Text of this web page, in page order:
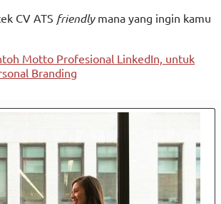
CV ATS friendly mana yang ingin kamu
Motto Profesional LinkedIn, untuk
Branding